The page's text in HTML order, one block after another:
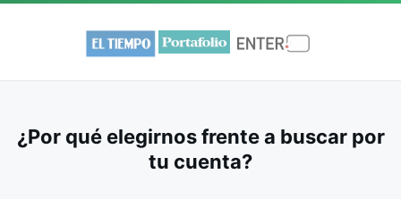
¿Por qué elegirnos frente a buscar por
tu cuenta?